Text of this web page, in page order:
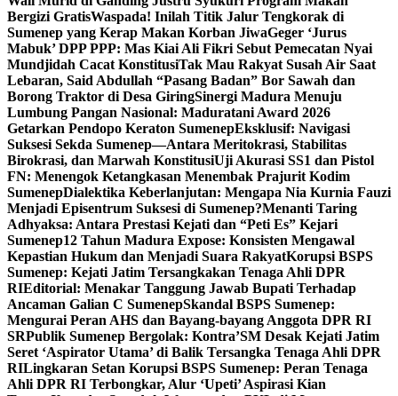
Bergizi GratisWaspada! Inilah Titik Jalur Tengkorak di
Sumenep yang Kerap Makan Korban JiwaGeger ‘Jurus
Mabuk’ DPP PPP: Mas Kiai Ali Fikri Sebut Pemecatan Nyai
Mundjidah Cacat KonstitusiTak Mau Rakyat Susah Air Saat
Lebaran, Said Abdullah “Pasang Badan” Bor Sawah dan
Borong Traktor di Desa GiringSinergi Madura Menuju
Lumbung Pangan Nasional: Maduratani Award 2026
Getarkan Pendopo Keraton SumenepEksklusif: Navigasi
Suksesi Sekda Sumenep—Antara Meritokrasi, Stabilitas
Birokrasi, dan Marwah KonstitusiUji Akurasi SS1 dan Pistol
FN: Menengok Ketangkasan Menembak Prajurit Kodim
SumenepDialektika Keberlanjutan: Mengapa Nia Kurnia Fauzi
Menjadi Episentrum Suksesi di Sumenep?Menanti Taring
Adhyaksa: Antara Prestasi Kejati dan “Peti Es” Kejari
Sumenep12 Tahun Madura Expose: Konsisten Mengawal
Kepastian Hukum dan Menjadi Suara RakyatKorupsi BSPS
Sumenep: Kejati Jatim Tersangkakan Tenaga Ahli DPR
RIEditorial: Menakar Tanggung Jawab Bupati Terhadap
Ancaman Galian C SumenepSkandal BSPS Sumenep:
Mengurai Peran AHS dan Bayang-bayang Anggota DPR RI
SRPublik Sumenep Bergolak: Kontra’SM Desak Kejati Jatim
Seret ‘Aspirator Utama’ di Balik Tersangka Tenaga Ahli DPR
RILingkaran Setan Korupsi BSPS Sumenep: Peran Tenaga
Ahli DPR RI Terbongkar, Alur ‘Upeti’ Aspirasi Kian